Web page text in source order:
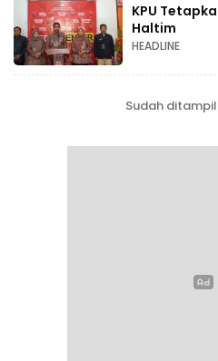
KPU
Haltim
HEADLINE
Sudah